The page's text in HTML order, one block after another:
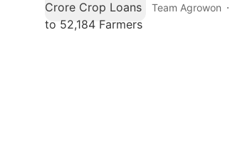
Team Agrowon